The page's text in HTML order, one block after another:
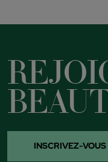
INSCRIVEZ-VOUS